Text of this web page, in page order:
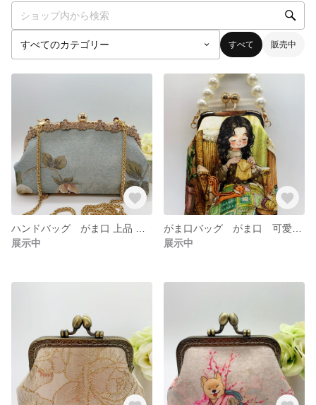
すべて 販売中
展示中
展示中